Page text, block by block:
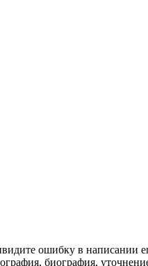
ошибку в написании
биография,